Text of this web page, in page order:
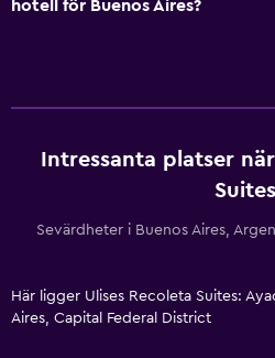
hotell för Buenos Aires?
Intressanta platser
Suites
Sevärdheter i Buenos Aires,
Här ligger Ulises Recoleta Suites:
Aires, Capital Federal District